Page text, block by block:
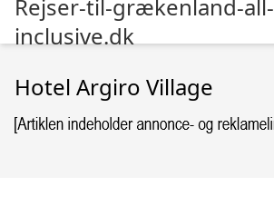
Rejser-til-grækenland-all-
inclusive.dk
Hotel Argiro Village